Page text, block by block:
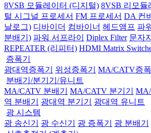
8VSB 모듈레이터 (디지털) 8VSB 리모듈
털 시그널 프로세서 FM 프로세서 DA 컨
날로그) 디바이더 컴바이너 헤드앰프 파
분배기) 파워 서프라이 Diplex Filter 문자
REPEATER (리피터) HDMI Matrix
증폭기
광대역증폭기
위성증폭기
MA/CATV증폭
분배기/분기기/유니트
MA/CATV 분배기
MA/CATV 분기기
역 분배기
광대역 분기기
광대역 유니트
광 시스템
광 송신기
광 수신기 광 증폭기
광 분배기